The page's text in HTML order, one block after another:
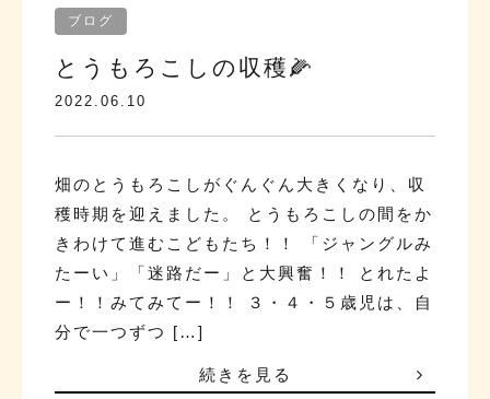
ブログ
とうもろこしの収穫🌽
2022.06.10
畑のとうもろこしがぐんぐん大きくなり、収
穫時期を迎えました。 とうもろこしの間をか
きわけて進むこどもたち！！ 「ジャングルみ
たーい」「迷路だー」と大興奮！！ とれたよ
ー！！みてみてー！！ ３・４・５歳児は、自
分で一つずつ […]
続きを見る